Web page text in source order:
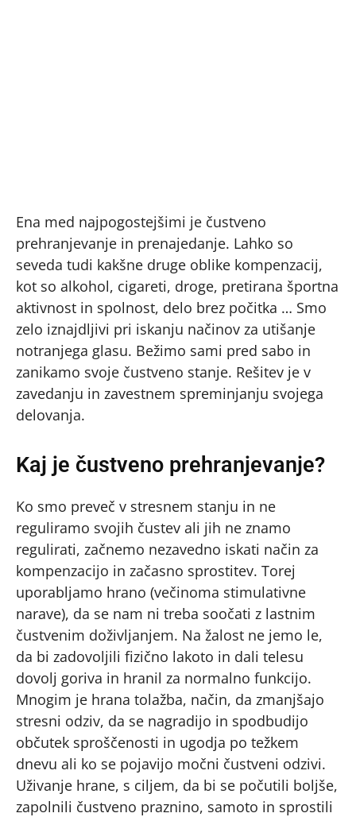
Ena med najpogostejšimi je čustveno
prehranjevanje in prenajedanje. Lahko so
seveda tudi kakšne druge oblike kompenzacij,
kot so alkohol, cigareti, droge, pretirana športna
aktivnost in spolnost, delo brez počitka … Smo
zelo iznajdljivi pri iskanju načinov za utišanje
notranjega glasu. Bežimo sami pred sabo in
zanikamo svoje čustveno stanje. Rešitev je v
zavedanju in zavestnem spreminjanju svojega
delovanja.
Kaj je čustveno prehranjevanje?
Ko smo preveč v stresnem stanju in ne
reguliramo svojih čustev ali jih ne znamo
regulirati, začnemo nezavedno iskati način za
kompenzacijo in začasno sprostitev. Torej
uporabljamo hrano (večinoma stimulativne
narave), da se nam ni treba soočati z lastnim
čustvenim doživljanjem. Na žalost ne jemo le,
da bi zadovoljili fizično lakoto in dali telesu
dovolj goriva in hranil za normalno funkcijo.
Mnogim je hrana tolažba, način, da zmanjšajo
stresni odziv, da se nagradijo in spodbudijo
občutek sproščenosti in ugodja po težkem
dnevu ali ko se pojavijo močni čustveni odzivi.
Uživanje hrane, s ciljem, da bi se počutili boljše,
zapolnili čustveno praznino, samoto in sprostili